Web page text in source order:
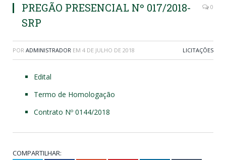
PREGÃO PRESENCIAL Nº 017/2018-
SRP
0
POR ADMINISTRADOR EM 4 DE JULHO DE 2018 LICITAÇÕES
Edital
Termo de Homologação
Contrato Nº 0144/2018
COMPARTILHAR: